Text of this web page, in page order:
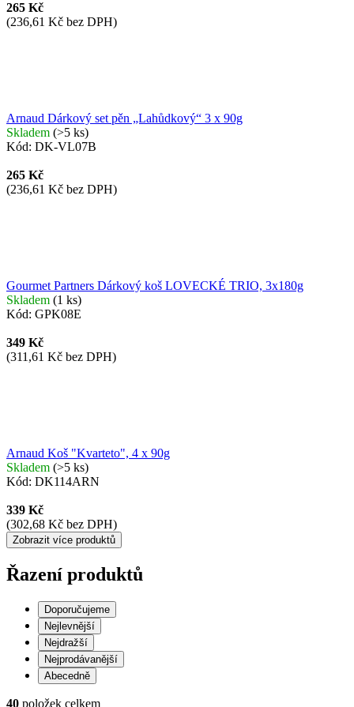
265 Kč
(236,61 Kč bez DPH)
Arnaud Dárkový set pěn „Lahůdkový“ 3 x 90g
Skladem (>5 ks)
Kód: DK-VL07B
265 Kč
(236,61 Kč bez DPH)
Gourmet Partners Dárkový koš LOVECKÉ TRIO, 3x180g
Skladem (1 ks)
Kód: GPK08E
349 Kč
(311,61 Kč bez DPH)
Arnaud Koš "Kvarteto", 4 x 90g
Skladem (>5 ks)
Kód: DK114ARN
339 Kč
(302,68 Kč bez DPH)
Zobrazit více produktů
Řazení produktů
Doporučujeme
Nejlevnější
Nejdražší
Nejprodávanější
Abecedně
40 položek celkem